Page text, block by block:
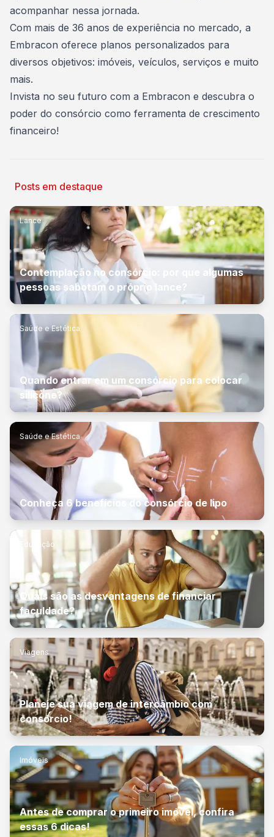
acompanhar nessa jornada.
Com mais de 36 anos de experiência no mercado, a
Embracon oferece planos personalizados para
diversos objetivos: imóveis, veículos, serviços e muito
mais.
Invista no seu futuro com a Embracon e descubra o
poder do consórcio como ferramenta de crescimento
financeiro!
Posts em destaque
Lance
Contemplação no consórcio: por que algumas
pessoas sabotam o próprio lance?
Saúde e Estética
Quando entrar em um consórcio para colocar
silicone?
Saúde e Estética
Conheça 6 benefícios do consórcio de lipo
Educação
Quais são as desvantagens de financiar
faculdade?
Viagens
Planeje sua viagem de intercâmbio com
consórcio!
Imóveis
Antes de comprar o primeiro imóvel, confira
essas 6 dicas!